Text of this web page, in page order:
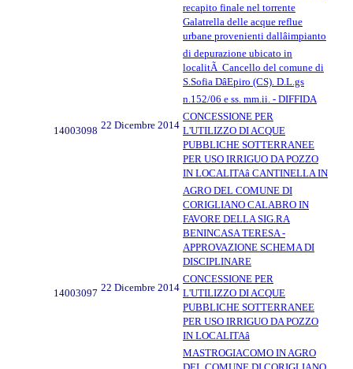
recapito finale nel torrente
Galatrella delle acque reflue
urbane provenienti dallâimpianto
di depurazione ubicato in
localitÃ Cancello del comune di
S.Sofia DâEpiro (CS). D.L.gs
n.152/06 e ss. mm.ii. - DIFFIDA
14003098 22 Dicembre 2014
CONCESSIONE PER
L'UTILIZZO DI ACQUE
PUBBLICHE SOTTERRANEE
PER USO IRRIGUO DA POZZO
IN LOCALITAâ CANTINELLA IN
AGRO DEL COMUNE DI
CORIGLIANO CALABRO IN
FAVORE DELLA SIG.RA
BENINCASA TERESA -
APPROVAZIONE SCHEMA DI
DISCIPLINARE
14003097 22 Dicembre 2014
CONCESSIONE PER
L'UTILIZZO DI ACQUE
PUBBLICHE SOTTERRANEE
PER USO IRRIGUO DA POZZO
IN LOCALITAâ
MASTROGIACOMO IN AGRO